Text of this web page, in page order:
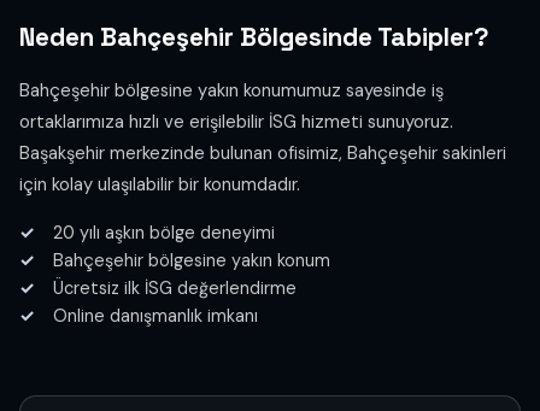
Neden Bahçeşehir Bölgesinde Tabipler?
Bahçeşehir bölgesine yakın konumumuz sayesinde iş
ortaklarımıza hızlı ve erişilebilir İSG hizmeti sunuyoruz.
Başakşehir merkezinde bulunan ofisimiz, Bahçeşehir sakinleri
için kolay ulaşılabilir bir konumdadır.
20 yılı aşkın bölge deneyimi
Bahçeşehir bölgesine yakın konum
Ücretsiz ilk İSG değerlendirme
Online danışmanlık imkanı